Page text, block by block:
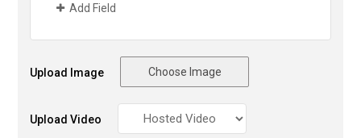
Add Field
Upload Image Choose Image
Upload Video